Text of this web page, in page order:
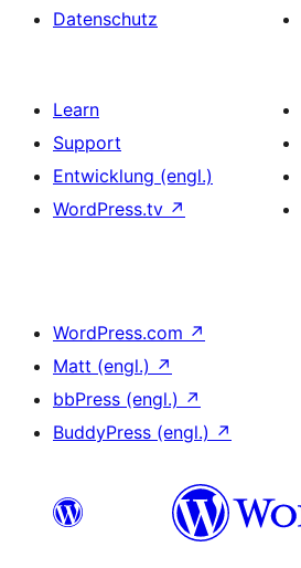
Datenschutz
Learn
Support
Entwicklung (engl.)
WordPress.tv ↗
WordPress.com ↗
Matt (engl.) ↗
bbPress (engl.) ↗
BuddyPress (engl.) ↗